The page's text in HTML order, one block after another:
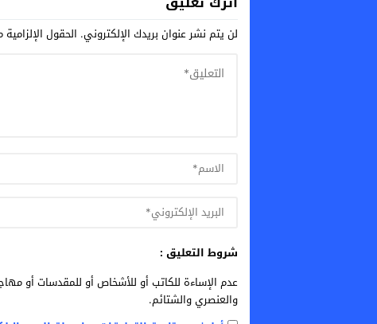
لن يتم نشر عنوان بريدك الإلكتروني. الحقول الإلزامية
شروط التعليق :
عدم الإساءة للكاتب أو للأشخاص أو للمقدسات أو
والعنصري والشتائم.